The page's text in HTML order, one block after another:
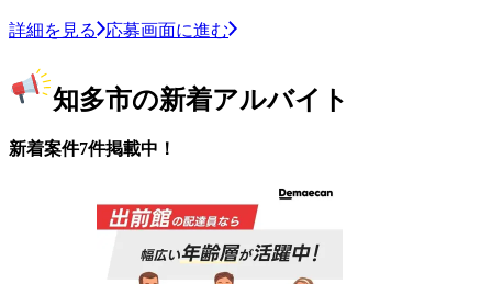
詳細を見る 応募画面に進む
知多市の新着アルバイト
新着案件7件掲載中！